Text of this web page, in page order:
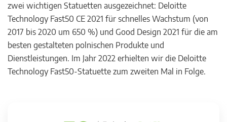
zwei wichtigen Statuetten ausgezeichnet: Deloitte
Technology Fast50 CE 2021 für schnelles Wachstum (von
2017 bis 2020 um 650 %) und Good Design 2021 für die am
besten gestalteten polnischen Produkte und
Dienstleistungen. Im Jahr 2022 erhielten wir die Deloitte
Technology Fast50-Statuette zum zweiten Mal in Folge.